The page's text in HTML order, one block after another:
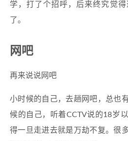
学，打了个招呼，后来终究觉
了。
网吧
再来说说网吧
小时候的自己，去趟网吧，总也
候的自己，听着CCTV说的18岁
得一旦走进去就是万劫不复。很